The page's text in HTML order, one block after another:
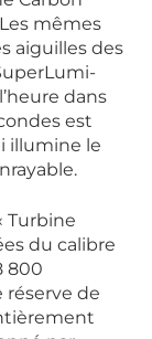
mêmes
aiguilles des
dans
est
illumine le
Turbine
du calibre
800
réserve de